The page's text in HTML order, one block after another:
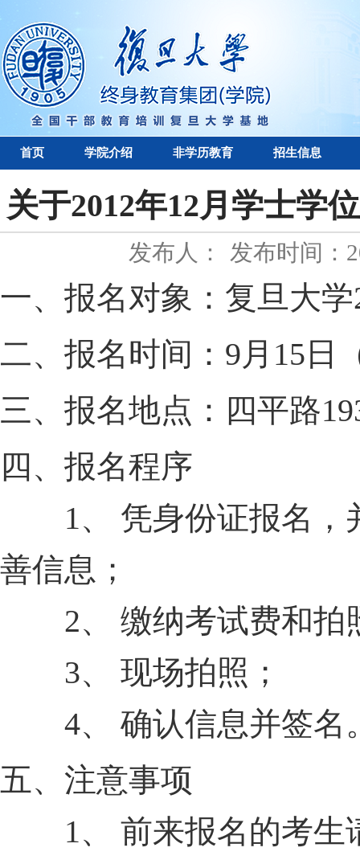
首页 学院介绍 非学历教育 招生信息
关于2012年12月学士学
发布人： 发布时间：
一、报名对象：复旦大
二、报名时间：9月15日
三、报名地点：四平路
四、报名程序
1、 凭身份证报名，
善信息；
2、 缴纳考试费和拍
3、 现场拍照；
4、 确认信息并签名
五、注意事项
1、 前来报名的考生